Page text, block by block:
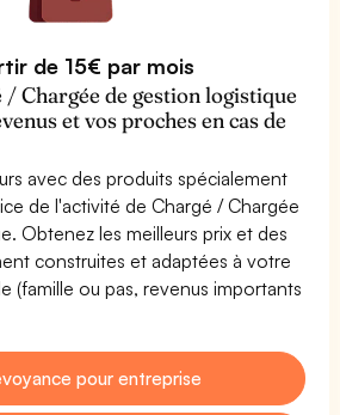
de 15€ par mois
/ Chargée de gestion logistique
et vos proches en cas de
avec des produits spécialement
de l'activité de Chargé / Chargée
Obtenez les meilleurs prix et des
construites et adaptées à votre
(famille ou pas, revenus importants
pour entreprise